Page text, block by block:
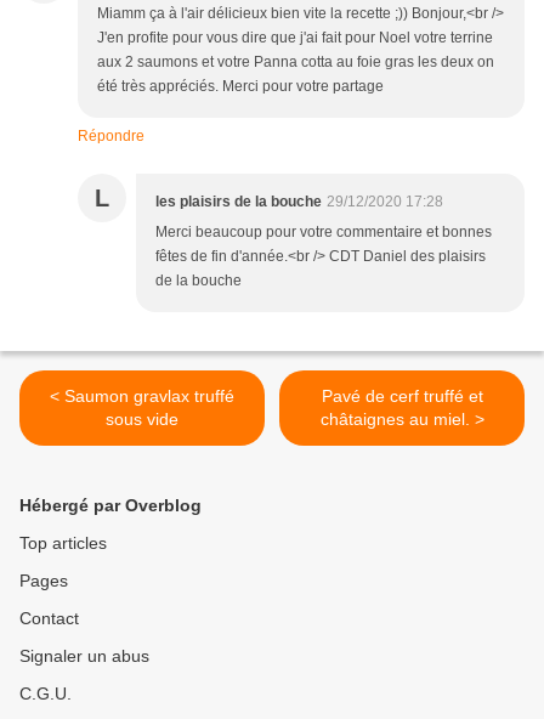
Miamm ça à l'air délicieux bien vite la recette ;)) Bonjour,<br />
J'en profite pour vous dire que j'ai fait pour Noel votre terrine
aux 2 saumons et votre Panna cotta au foie gras les deux on
été très appréciés. Merci pour votre partage
Répondre
L les plaisirs de la bouche 29/12/2020 17:28
Merci beaucoup pour votre commentaire et bonnes
fêtes de fin d'année.<br /> CDT Daniel des plaisirs
de la bouche
< Saumon gravlax truffé
sous vide
Pavé de cerf truffé et
châtaignes au miel. >
Hébergé par Overblog
Top articles
Pages
Contact
Signaler un abus
C.G.U.